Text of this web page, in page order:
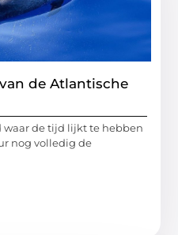
de Atlantische
waar de tijd lijkt te hebben
nog volledig de